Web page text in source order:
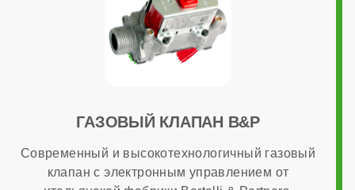
ГАЗОВЫЙ КЛАПАН B&P
Современный и высокотехнологичный газовый
клапан с электронным управлением от